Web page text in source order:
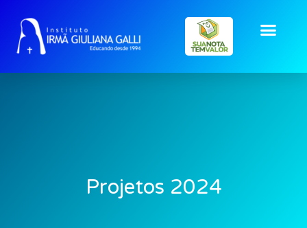
Projetos 2024
Projetos 2024